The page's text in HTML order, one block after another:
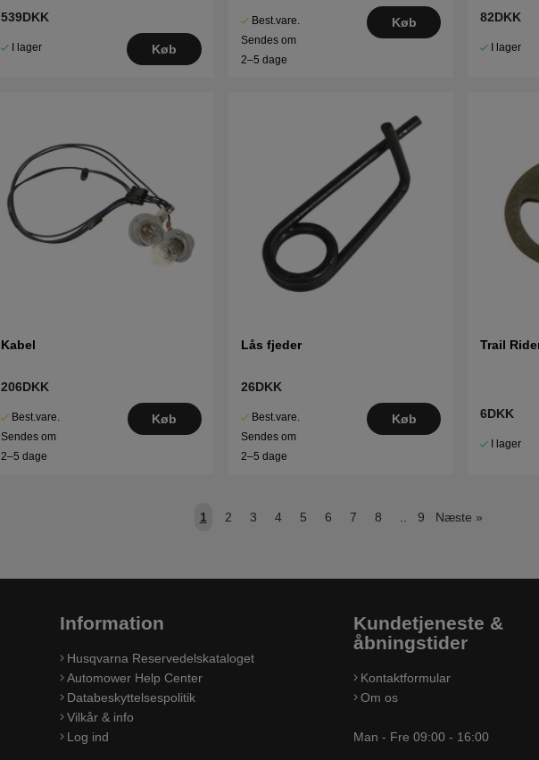
539DKK
I lager Køb
Best.vare.
Sendes om
2–5 dage
Køb 82DKK
I lager
Kabel
206DKK
Best.vare.
Sendes om
2–5 dage
Køb
Lås fjeder
26DKK
Best.vare.
Sendes om
2–5 dage
Køb
Trail
6DKK
I lager
1 2 3 4 5 6 7 8 9 Næste »
Information
Husqvarna Reservedelskataloget
Automower Help Center
Databeskyttelsespolitik
Vilkår & info
Log ind
Kundetjeneste &
åbningstider
Kontaktformular
Om os
Man - Fre 09:00 - 16:00